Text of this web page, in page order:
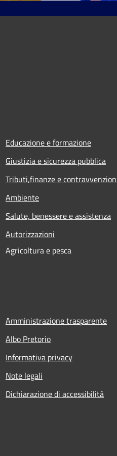
Educazione e formazione
Giustizia e sicurezza pubblica
Tributi,finanze e
Ambiente
Salute, benessere e assistenza
Autorizzazioni
Agricoltura e pesca
Amministrazione trasparente
Albo Pretorio
Informativa privacy
Note legali
Dichiarazione di accessibilità